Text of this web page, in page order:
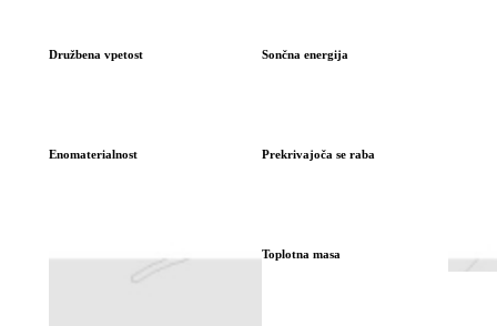
Družbena vpetost
Enomaterialnost
Sončna energija
Prekrivajoča se raba
Toplotna masa